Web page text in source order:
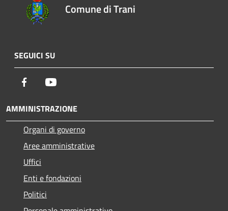
Comune di Trani
SEGUICI SU
Facebook
AMMINISTRAZIONE
Organi di governo
Aree amministrative
Uffici
Enti e fondazioni
Politici